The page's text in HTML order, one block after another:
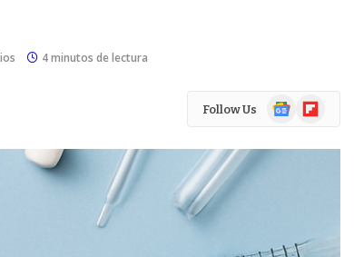
4 minutos de lectura
Follow Us
GoogleFlipboard